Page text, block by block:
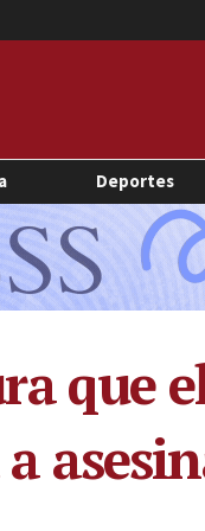
Deportes
que